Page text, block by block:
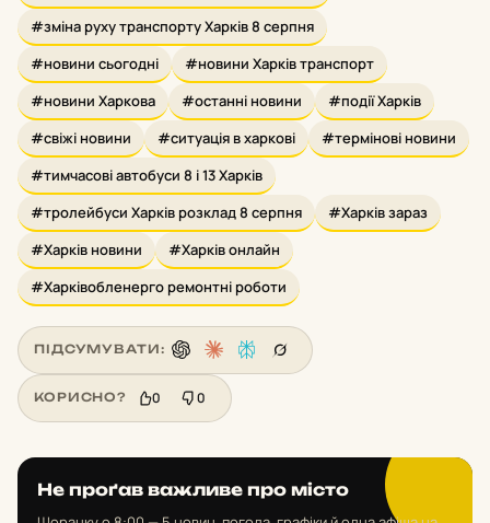
#зміна руху транспорту Харків 8 серпня
#новини сьогодні
#новини Харків транспорт
#новини Харкова
#останні новини
#події Харків
#свіжі новини
#ситуація в харкові
#термінові новини
#тимчасові автобуси 8 і 13 Харків
#тролейбуси Харків розклад 8 серпня
#Харків зараз
#Харків новини
#Харків онлайн
#Харківобленерго ремонтні роботи
ПІДСУМУВАТИ:
КОРИСНО? 0 0
Не проґав важливе про місто